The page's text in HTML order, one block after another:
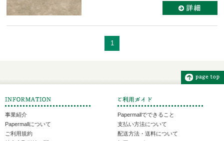
1
事業紹介
Papermallについて
ご利用規約
Papermallでできること
支払い方法について
配送方法・送料について